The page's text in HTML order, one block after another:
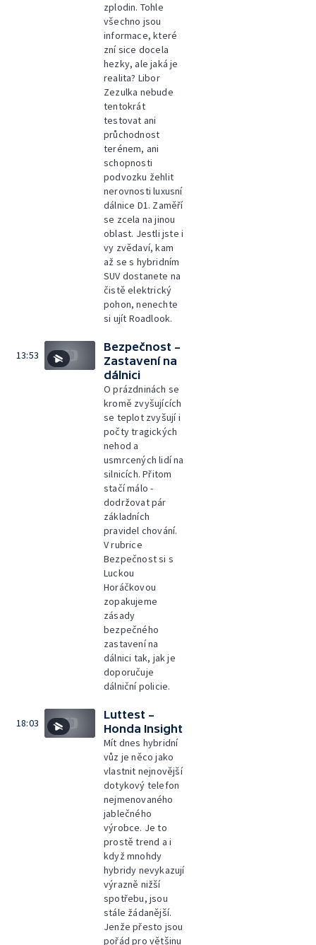
zplodin. Tohle
všechno jsou
informace, které
zní sice docela
hezky, ale jaká je
realita? Libor
Zezulka nebude
tentokrát
testovat ani
průchodnost
terénem, ani
schopnosti
podvozku žehlit
nerovnosti luxusní
dálnice D1. Zaměří
se zcela na jinou
oblast. Jestli jste i
vy zvědaví, kam
až se s hybridním
SUV dostanete na
čistě elektrický
pohon, nenechte
si ujít Roadlook.
13:53
Bezpečnost –
Zastavení na
dálnici
O prázdninách se
kromě zvyšujících
se teplot zvyšují i
počty tragických
nehod a
usmrcených lidí na
silnicích. Přitom
stačí málo -
dodržovat pár
základních
pravidel chování.
V rubrice
Bezpečnost si s
Luckou
Horáčkovou
zopakujeme
zásady
bezpečného
zastavení na
dálnici tak, jak je
doporučuje
dálniční policie.
18:03
Luttest –
Honda Insight
Mít dnes hybridní
vůz je něco jako
vlastnit nejnovější
dotykový telefon
nejmenovaného
jablečného
výrobce. Je to
prostě trend a i
když mnohdy
hybridy nevykazují
výrazně nižší
spotřebu, jsou
stále žádanější.
Jenže přesto jsou
pořád pro většinu